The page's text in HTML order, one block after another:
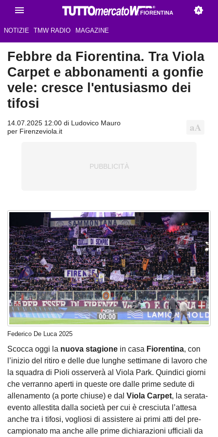
FIORENTINA
NOTIZIE TMW RADIO MAGAZINE
Febbre da Fiorentina. Tra Viola
Carpet e abbonamenti a gonfie
vele: cresce l'entusiasmo dei
tifosi
14.07.2025 12:00 di Ludovico Mauro
per Firenzeviola.it
Federico De Luca 2025
Scocca oggi la nuova stagione in casa Fiorentina, con
l’inizio del ritiro e delle due lunghe settimane di lavoro che
la squadra di Pioli osserverà al Viola Park. Quindici giorni
che verranno aperti in queste ore dalle prime sedute di
allenamento (a porte chiuse) e dal Viola Carpet, la serata-
evento allestita dalla società per cui è cresciuta l’attesa
anche tra i tifosi, vogliosi di assistere ai primi atti del pre-
campionato ma anche alle prime dichiarazioni ufficiali da